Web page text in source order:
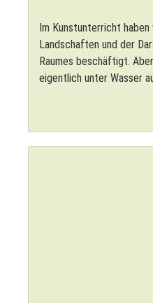
Im Kunstunterricht haben
Landschaften und der
Raumes beschäftigt.
eigentlich unter Wasser